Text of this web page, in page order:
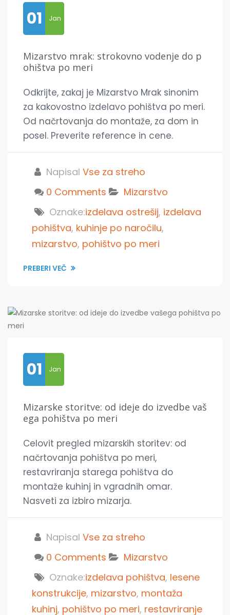
01 Jan
Mizarstvo mrak: strokovno vodenje do p
ohištva po meri
Odkrijte, zakaj je Mizarstvo Mrak sinonim
za kakovostno izdelavo pohištva po meri.
Od načrtovanja do montaže, za dom in
posel. Preverite reference in cene.
Napisal Vse za streho
0 Comments
Mizarstvo
Oznake:izdelava ostrešij, izdelava
pohištva, kuhinje po naročilu,
mizarstvo, pohištvo po meri
PREBERI VEČ
01 Jan
Mizarske storitve: od ideje do izvedbe vaš
ega pohištva po meri
Celovit pregled mizarskih storitev: od
načrtovanja pohištva po meri,
restavriranja starega pohištva do
montaže kuhinj in vgradnih omar.
Nasveti za izbiro mizarja.
Napisal Vse za streho
0 Comments
Mizarstvo
Oznake:izdelava pohištva, lesene
konstrukcije, mizarstvo, montaža
kuhinj, pohištvo po meri, restavriranje